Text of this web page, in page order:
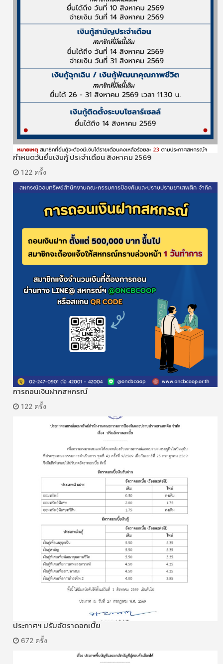
กำหนดวันยื่นเงินกู้ ประจำเดือน สิงหาคม 2569
122 ครั้ง
การถอนเงินฝากสหกรณ์
122 ครั้ง
ประกาศฯ ปรับอัตราดอกเบี้ย
672 ครั้ง